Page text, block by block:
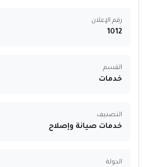
رقم الإعلان
1012
القسم
خدمات
التصنيف
خدمات صيانة وإصلاح
الدولة